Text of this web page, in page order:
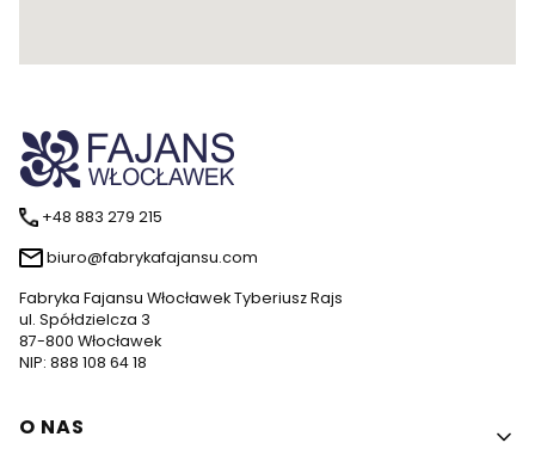
+48 883 279 215
biuro@fabrykafajansu.com
Fabryka Fajansu Włocławek Tyberiusz Rajs
ul. Spółdzielcza 3
87-800 Włocławek
NIP: 888 108 64 18
Linki w stopce
O NAS